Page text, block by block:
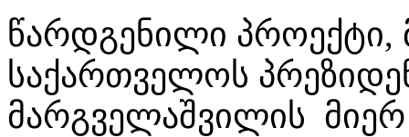
წარდგენილი პროექტი,
საქართველოს
მარგველაშვილის